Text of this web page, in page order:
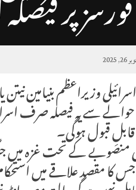
2025
( اکتوبر 26، 2025) اسرائیلی
سے یہ فیصلہ صرف
قبول ہوگی۔
منصوبے کے تحت غزہ میں
مقصد علاقے میں